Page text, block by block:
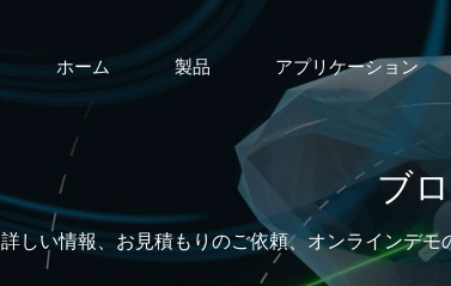
ホーム 製品 アプリケーション
ブ
詳しい情報、お見積もりの​​ご依頼、オンラインデモ